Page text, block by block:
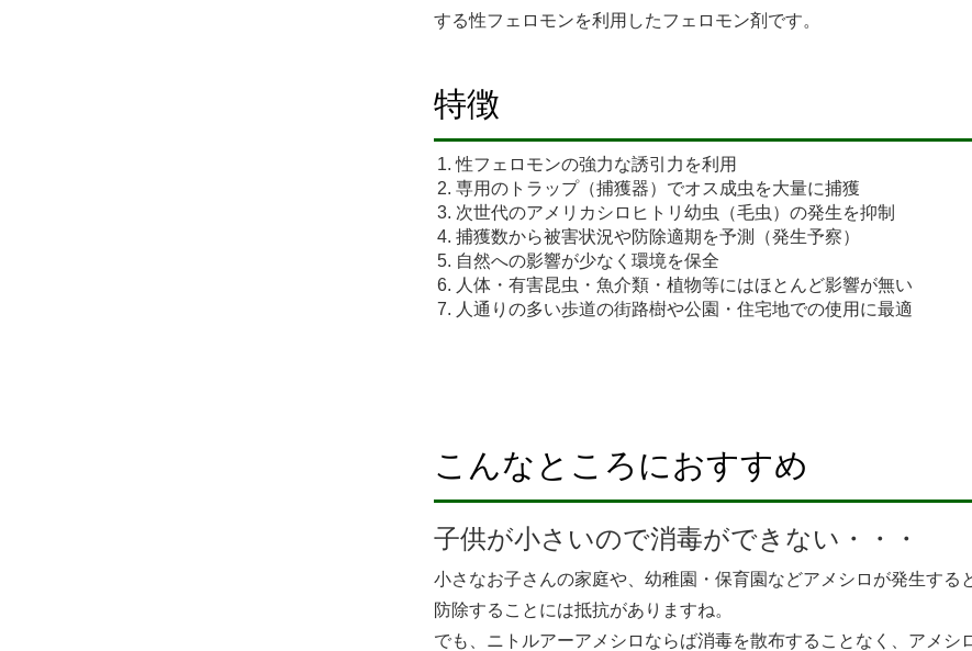
する性フェロモンを利用したフェロモン剤です。
特徴
性フェロモンの強力な誘引力を利用
専用のトラップ（捕獲器）でオス成虫を大量に捕獲
次世代のアメリカシロヒトリ幼虫（毛虫）の発生を抑制
捕獲数から被害状況や防除適期を予測（発生予察）
自然への影響が少なく環境を保全
人体・有害昆虫・魚介類・植物等にはほとんど影響が無い
人通りの多い歩道の街路樹や公園・住宅地での使用に最適
こんなところにおすすめ
子供が小さいので消毒ができない・・・
小さなお子さんの家庭や、幼稚園・保育園などアメシロが発生する
防除することには抵抗がありますね。
でも、ニトルアーアメシロならば消毒を散布することなく、アメシ